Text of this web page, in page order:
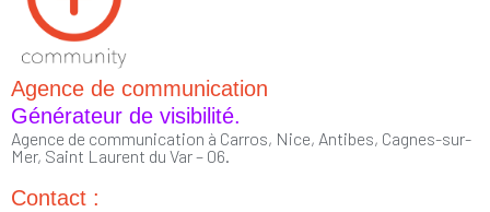
Agence de communication
Générateur de visibilité.
Agence de communication à Carros, Nice, Antibes, Cagnes-sur-
Mer, Saint Laurent du Var – 06.
Contact :